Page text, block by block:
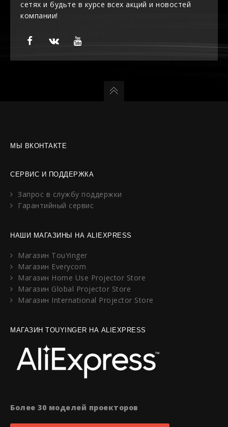
сетях и будьте в курсе всех акций и новостей
компании!
МЫ ВКОНТАКТЕ
СЕРВИС И ПОДДЕРЖКА
Запрос в службу поддержки
Гарантийный сервис
НАШИ МАГАЗИНЫ НА ALIEXPRESS
Магазин TouYinger
Магазин Everycom
Магазин Home Use Projector Store
Магазин Global Projector Store
Магазин International Projector Store
МАГАЗИН TOUYINGER НА ALIEXPRESS
Более 30 моделей проекторов